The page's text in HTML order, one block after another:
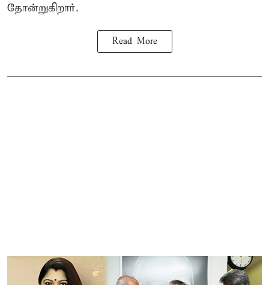
தோன்றுகிறார்.
Read More